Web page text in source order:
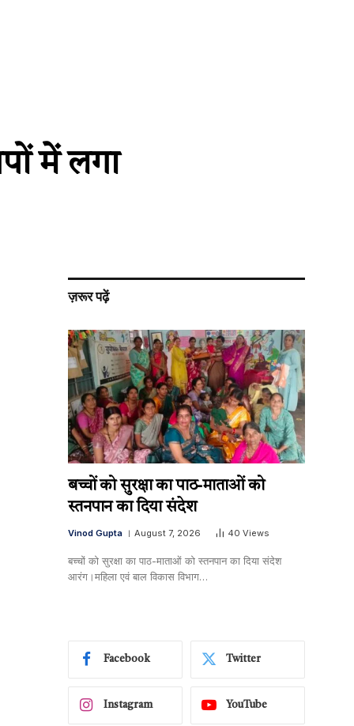
में लगा
ज़रूर पढ़ें
बच्चों को सुरक्षा का पाठ-माताओं को
स्तनपान का दिया संदेश
Vinod Gupta August 7, 2026 40 Views
बच्चों को सुरक्षा का पाठ-माताओं को स्तनपान का दिया संदेश
आरंग।महिला एवं बाल विकास विभाग…
Facebook Twitter
Instagram YouTube